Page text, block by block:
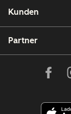
Kunden
Partner